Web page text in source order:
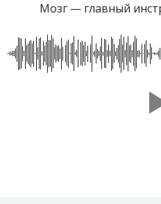
Мозг — главный